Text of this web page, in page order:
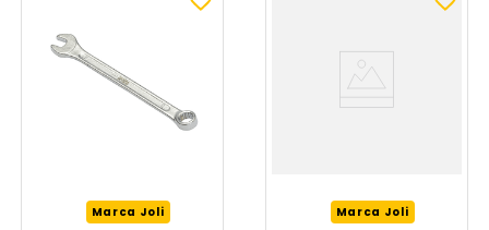
Marca Joli Marca Joli